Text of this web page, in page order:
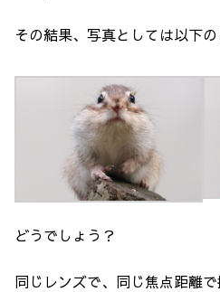
その結果、写真としては以下の
どうでしょう？
同じレンズで、同じ焦点距離